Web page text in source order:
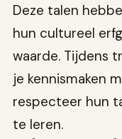
Deze talen
hun cultureel
waarde. Tijdens
je kennismaken
respecteer hun
te leren.